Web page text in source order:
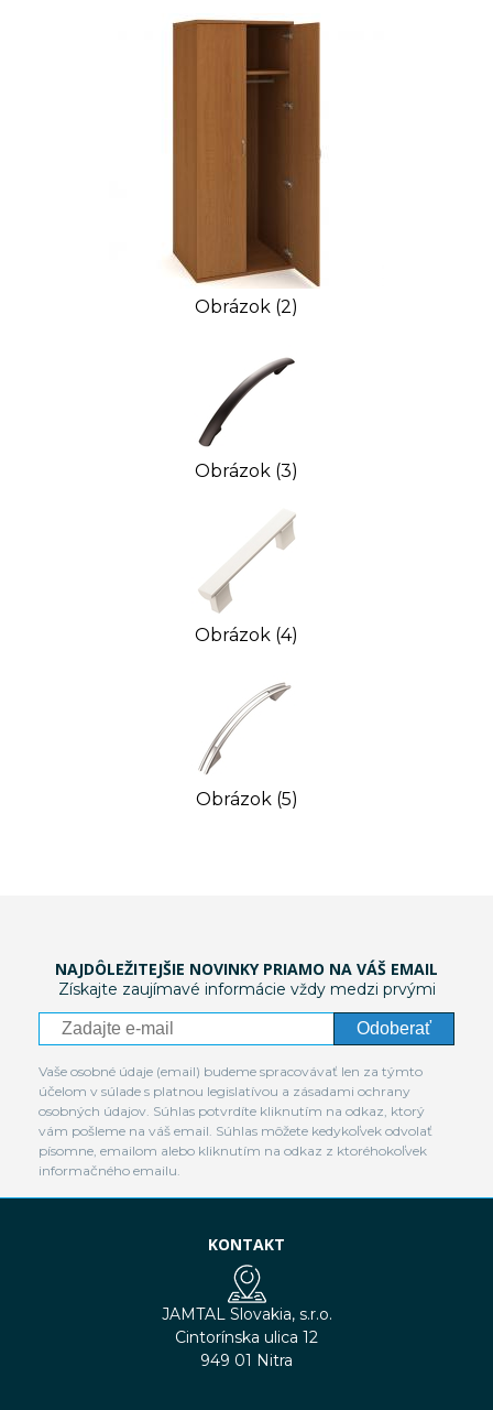
Obrázok (2)
Obrázok (3)
Obrázok (4)
Obrázok (5)
NAJDÔLEŽITEJŠIE NOVINKY PRIAMO NA VÁŠ EMAIL
Získajte zaujímavé informácie vždy medzi prvými
Odoberať
Vaše osobné údaje (email) budeme spracovávať len za týmto
účelom v súlade s platnou legislatívou a zásadami ochrany
osobných údajov. Súhlas potvrdíte kliknutím na odkaz, ktorý
vám pošleme na váš email. Súhlas môžete kedykoľvek odvolať
písomne, emailom alebo kliknutím na odkaz z ktoréhokoľvek
informačného emailu.
KONTAKT
JAMTAL Slovakia, s.r.o.
Cintorínska ulica 12
949 01 Nitra